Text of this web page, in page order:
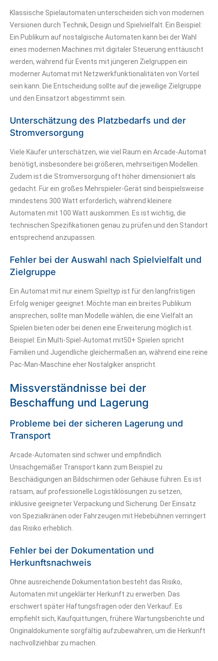
Klassische Spielautomaten unterscheiden sich von modernen
Versionen durch Technik, Design und Spielvielfalt. Ein Beispiel:
Ein Publikum auf nostalgische Automaten kann bei der Wahl
eines modernen Machines mit digitaler Steuerung enttäuscht
werden, während für Events mit jüngeren Zielgruppen ein
moderner Automat mit Netzwerkfunktionalitäten von Vorteil
sein kann. Die Entscheidung sollte auf die jeweilige Zielgruppe
und den Einsatzort abgestimmt sein.
Unterschätzung des Platzbedarfs und der
Stromversorgung
Viele Käufer unterschätzen, wie viel Raum ein Arcade-Automat
benötigt, insbesondere bei größeren, mehrseitigen Modellen.
Zudem ist die Stromversorgung oft höher dimensioniert als
gedacht. Für ein großes Mehrspieler-Gerät sind beispielsweise
mindestens 300 Watt erforderlich, während kleinere
Automaten mit 100 Watt auskommen. Es ist wichtig, die
technischen Spezifikationen genau zu prüfen und den Standort
entsprechend anzupassen.
Fehler bei der Auswahl nach Spielvielfalt und
Zielgruppe
Ein Automat mit nur einem Spieltyp ist für den langfristigen
Erfolg weniger geeignet. Möchte man ein breites Publikum
ansprechen, sollte man Modelle wählen, die eine Vielfalt an
Spielen bieten oder bei denen eine Erweiterung möglich ist.
Beispiel: Ein Multi-Spiel-Automat mit50+ Spielen spricht
Familien und Jugendliche gleichermaßen an, während eine reine
Pac-Man-Maschine eher Nostalgiker anspricht.
Missverständnisse bei der
Beschaffung und Lagerung
Probleme bei der sicheren Lagerung und
Transport
Arcade-Automaten sind schwer und empfindlich.
Unsachgemäßer Transport kann zum Beispiel zu
Beschädigungen an Bildschirmen oder Gehäuse führen. Es ist
ratsam, auf professionelle Logistiklösungen zu setzen,
inklusive geeigneter Verpackung und Sicherung. Der Einsatz
von Spezialkränen oder Fahrzeugen mit Hebebühnen verringert
das Risiko erheblich.
Fehler bei der Dokumentation und
Herkunftsnachweis
Ohne ausreichende Dokumentation besteht das Risiko,
Automaten mit ungeklärter Herkunft zu erwerben. Das
erschwert später Haftungsfragen oder den Verkauf. Es
empfiehlt sich, Kaufquittungen, frühere Wartungsberichte und
Originaldokumente sorgfältig aufzubewahren, um die Herkunft
nachvollziehbar zu machen.